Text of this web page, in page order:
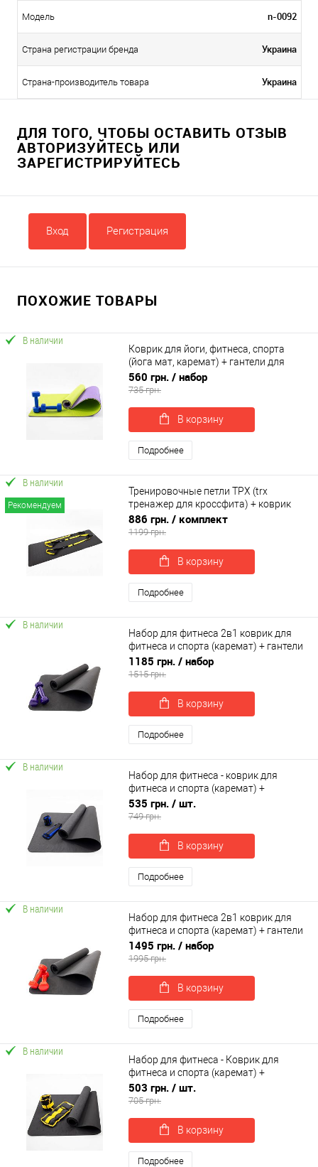
Модель n-0092
Страна регистрации бренда Украина
Страна-производитель товара Украина
ДЛЯ ТОГО, ЧТОБЫ ОСТАВИТЬ ОТЗЫВ
АВТОРИЗУЙТЕСЬ ИЛИ
ЗАРЕГИСТРИРУЙТЕСЬ
Вход Регистрация
ПОХОЖИЕ ТОВАРЫ
В наличии
Коврик для йоги, фитнеса, спорта
(йога мат, каремат) + гантели для
фитнеса 2шт по 1кг OSPORT Set 76 (n-
0106)
560 грн. / набор
735 грн.
В корзину
Подробнее
Рекомендуем
В наличии
Тренировочные петли ТРХ (trx
тренажер для кроссфита) + коврик
для йоги и фитнеса OSPORT Set 56 (n-
0086)
886 грн. / комплект
1199 грн.
В корзину
Подробнее
В наличии
Набор для фитнеса 2в1 коврик для
фитнеса и спорта (каремат) + гантели
2шт по 2 кг OSPORT Set 16 (n-0047)
1185 грн. / набор
1515 грн.
В корзину
Подробнее
В наличии
Набор для фитнеса - коврик для
фитнеса и спорта (каремат) +
утяжелители 2шт по 0.5 кг OSPORT Set
45 (n-0075)
535 грн. / шт.
749 грн.
В корзину
Подробнее
В наличии
Набор для фитнеса 2в1 коврик для
фитнеса и спорта (каремат) + гантели
2шт по 3 кг OSPORT Set 18 (n-0049)
1495 грн. / набор
1995 грн.
В корзину
Подробнее
В наличии
Набор для фитнеса - Коврик для
фитнеса и спорта (каремат) +
утяжелители 2шт по 0.75 кг OSPORT
Set 35 (n-0066)
503 грн. / шт.
705 грн.
В корзину
Подробнее